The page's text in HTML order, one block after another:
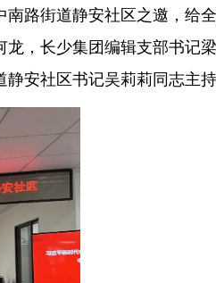
路街道静安社区之邀，给
，长少集团编辑支部书记
安社区书记吴莉莉同志主持